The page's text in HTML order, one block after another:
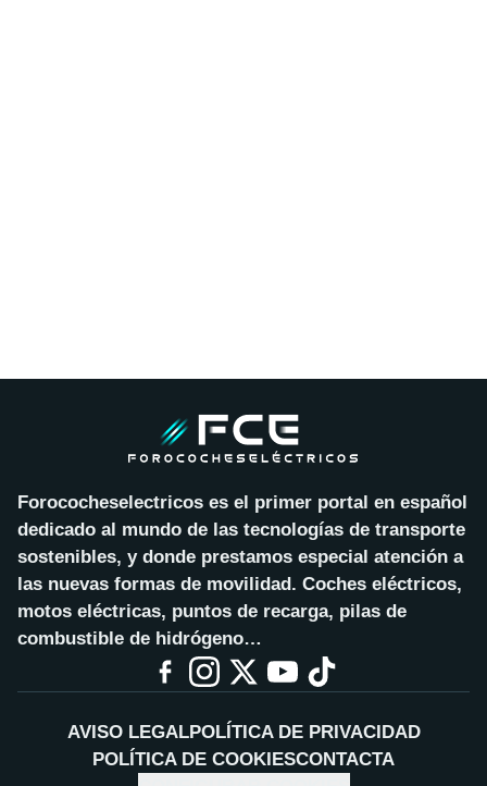
Forococheselectricos es el primer portal en español
dedicado al mundo de las tecnologías de transporte
sostenibles, y donde prestamos especial atención a
las nuevas formas de movilidad. Coches eléctricos,
motos eléctricas, puntos de recarga, pilas de
combustible de hidrógeno…
AVISO LEGALPOLÍTICA DE PRIVACIDAD
POLÍTICA DE COOKIESCONTACTA